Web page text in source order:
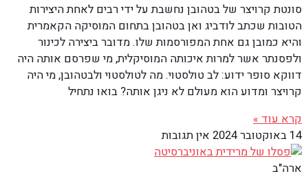
סונטת קרויצר של בטהובן נחשבת על ידי רבים לאחת היצירות
הטובות שכתב לודביג ואן בטהובן בתחום המוסיקה הקאמרית
והיא כמובן גם אחת המפורסמות שלו. מדובר ביצירה לכינור
ולפסנתר אשר למרות איכותה המוסיקלית, מי שפרסם אותה היה
דווקא סופר ידוע: לב טולסטוי. מה לטולסטוי ולבטהובן, מי היה
קרויצר ומדוע הוא מעולם לא ניגן אותה? בואו נתחיל
קרא עוד »
14 באוקטובר 2024
אין תגובות
ארה"ב